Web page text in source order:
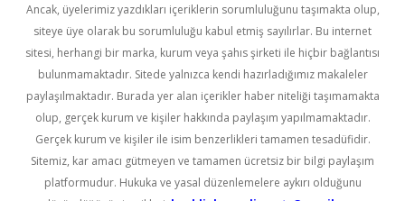
Ancak, üyelerimiz yazdıkları içeriklerin sorumluluğunu taşımakta olup,
siteye üye olarak bu sorumluluğu kabul etmiş sayılırlar. Bu internet
sitesi, herhangi bir marka, kurum veya şahıs şirketi ile hiçbir bağlantısı
bulunmamaktadır. Sitede yalnızca kendi hazırladığımız makaleler
paylaşılmaktadır. Burada yer alan içerikler haber niteliği taşımamakta
olup, gerçek kurum ve kişiler hakkında paylaşım yapılmamaktadır.
Gerçek kurum ve kişiler ile isim benzerlikleri tamamen tesadüfidir.
Sitemiz, kar amacı gütmeyen ve tamamen ücretsiz bir bilgi paylaşım
platformudur. Hukuka ve yasal düzenlemelere aykırı olduğunu